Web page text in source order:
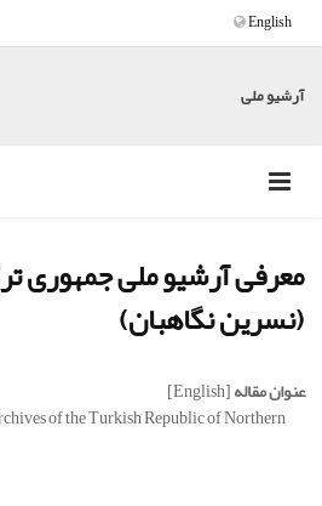
English
آرشیو ملی
معرفی آرشیو ملی جمهوری
(نسرین نگاهبان)
عنوان مقاله[English]
of the Turkish Republic of Northern